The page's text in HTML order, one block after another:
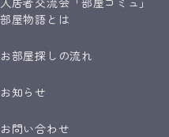
部屋物語とは
お部屋探しの流れ
お知らせ
お問い合わせ